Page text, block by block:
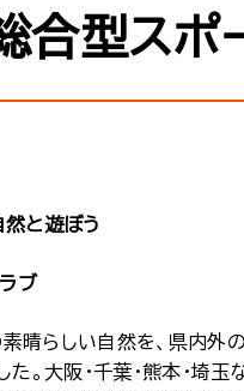
型スポ
と遊ぼう
ブ
晴らしい自然を、県内外
。大阪・千葉・熊本・埼